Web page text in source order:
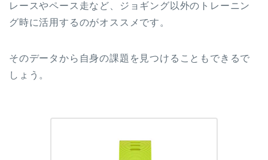
レースやペース走など、ジョギング以外のトレーニン
グ時に活用するのがオススメです。
そのデータから自身の課題を見つけることもできるで
しょう。